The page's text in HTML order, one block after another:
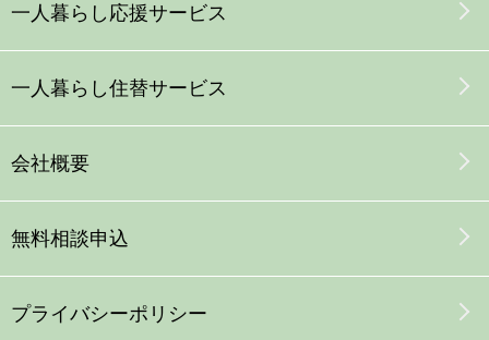
一人暮らし応援サービス
一人暮らし住替サービス
会社概要
無料相談申込
プライバシーポリシー